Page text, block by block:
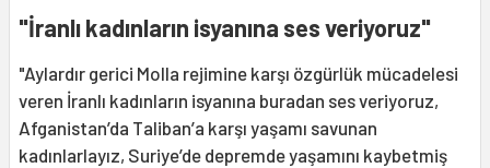
"İranlı kadınların isyanına ses veriyoruz"
"Aylardır gerici Molla rejimine karşı özgürlük mücadelesi
veren İranlı kadınların isyanına buradan ses veriyoruz,
Afganistan’da Taliban’a karşı yaşamı savunan
kadınlarlayız, Suriye’de depremde yaşamını kaybetmiş